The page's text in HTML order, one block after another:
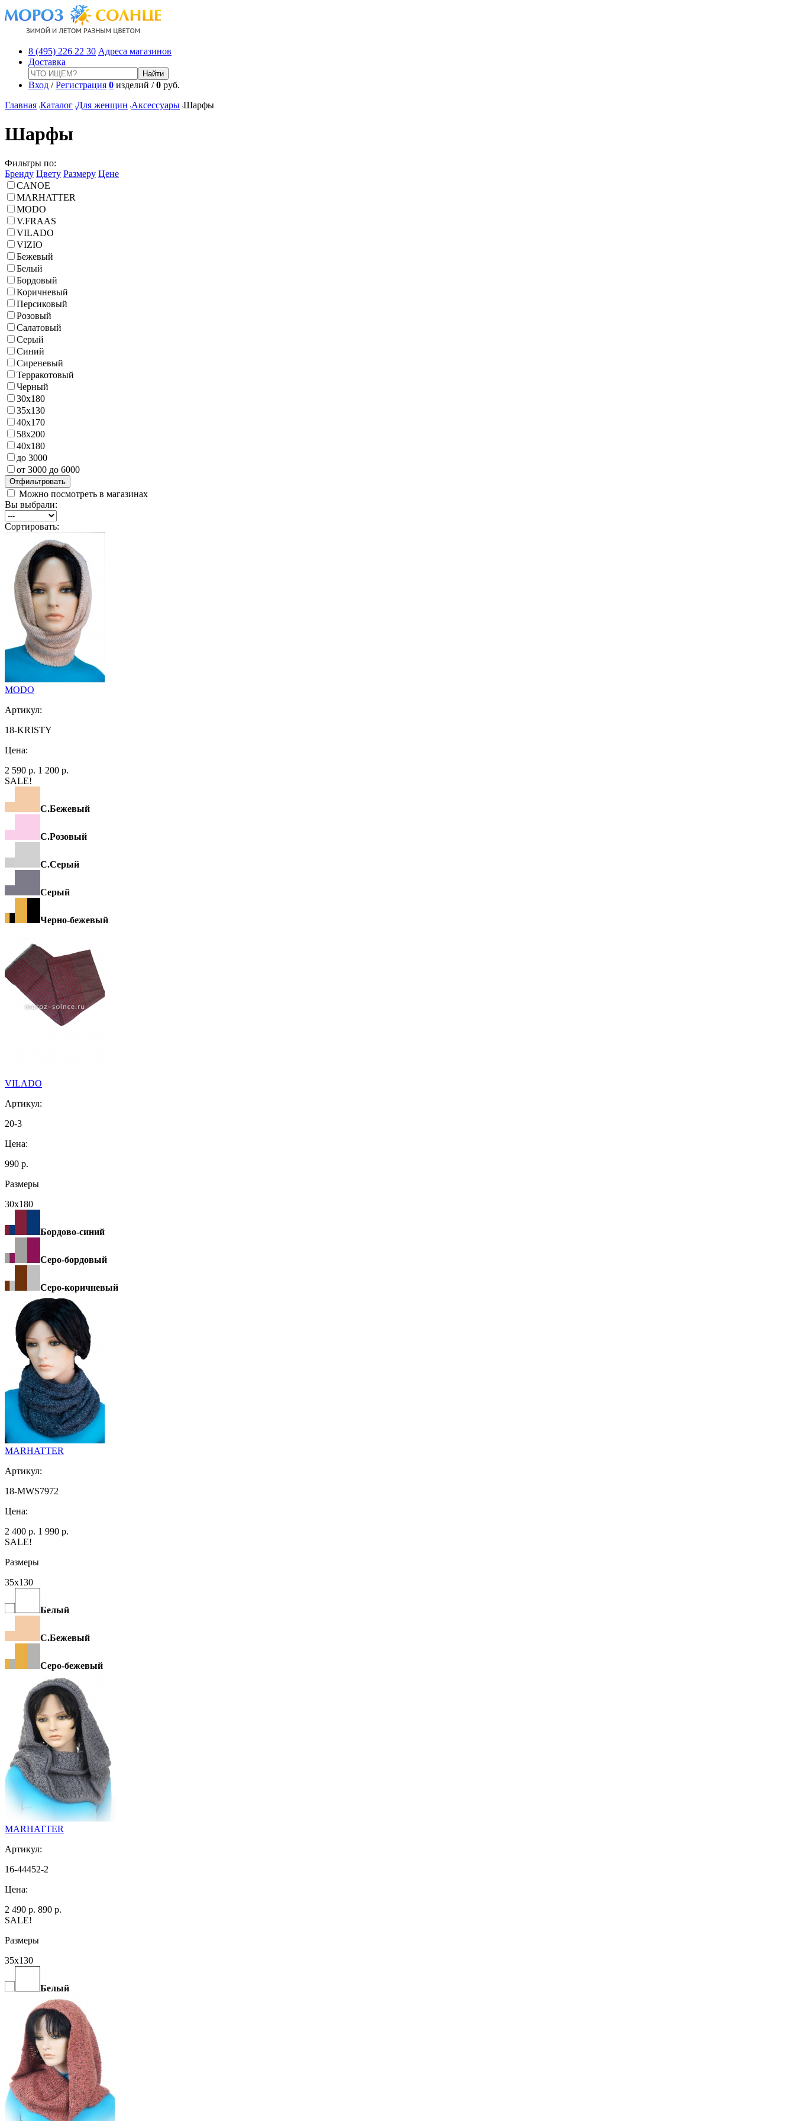
8 (495) 226 22 30 Адреса магазинов
Доставка
Вход /Регистрация 0 изделий /0 руб.
Главная Каталог Для женщин Аксессуары Шарфы
Шарфы
Фильтры по:
Бренду Цвету Размеру Цене
CANOE
MARHATTER
MODO
V.FRAAS
VILADO
VIZIO
Бежевый
Белый
Бордовый
Коричневый
Персиковый
Розовый
Салатовый
Серый
Синий
Сиреневый
Терракотовый
Черный
30х180
35х130
40х170
58х200
40х180
до 3000
от 3000 до 6000
Можно посмотреть в магазинах
Вы выбрали:
Сортировать:
MODO
Артикул:
18-KRISTY
Цена:
2 590 р. 1 200 р.
SALE!
С.Бежевый
С.Розовый
С.Серый
Серый
Черно-бежевый
VILADO
Артикул:
20-3
Цена:
990 р.
Размеры
30х180
Бордово-синий
Серо-бордовый
Серо-коричневый
MARHATTER
Артикул:
18-MWS7972
Цена:
2 400 р. 1 990 р.
SALE!
Размеры
35х130
Белый
С.Бежевый
Серо-бежевый
MARHATTER
Артикул:
16-44452-2
Цена:
2 490 р. 890 р.
SALE!
Размеры
35х130
Белый